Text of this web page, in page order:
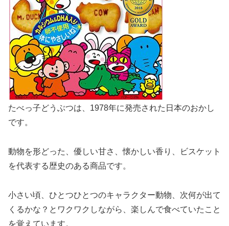
たべっ子どうぶつは、1978年に発売された日本のおかし
です。
動物を形どった、優しい甘さ、懐かしい香り、ビスケット
を代表する歴史のある商品です。
小さい頃、ひとつひとつのキャラクター動物、次何が出て
くるかな？とワクワクしながら、楽しんで食べていたこと
を覚えています。